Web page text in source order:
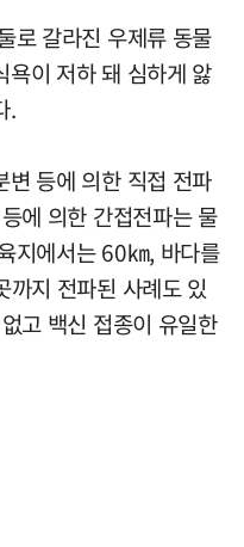
로 갈라진 우제류 동물
욕이 저하 돼 심하게 앓
.
변 등에 의한 직접 전파
에 의한 간접전파는 물
지에서는 60㎞, 바다를
지 전파된 사례도 있
고 백신 접종이 유일한